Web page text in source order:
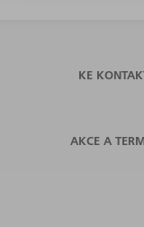
KE
AKCE A